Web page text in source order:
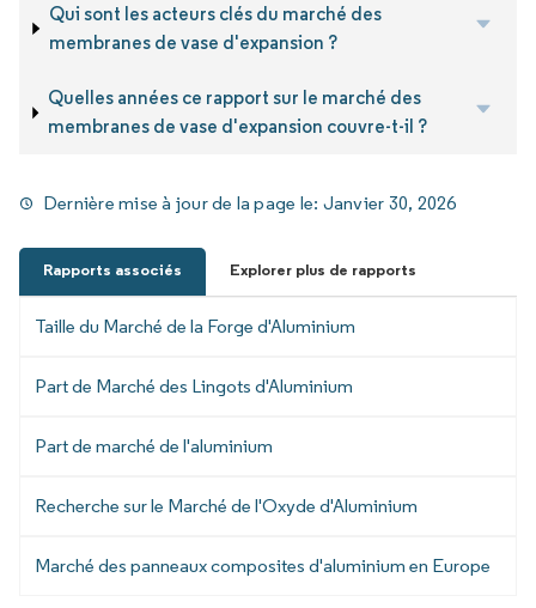
Qui sont les acteurs clés du marché des
membranes de vase d'expansion ?
Quelles années ce rapport sur le marché des
membranes de vase d'expansion couvre-t-il ?
Dernière mise à jour de la page le: Janvier 30, 2026
Rapports associés Explorer plus de rapports
Taille du Marché de la Forge d'Aluminium
Part de Marché des Lingots d'Aluminium
Part de marché de l'aluminium
Recherche sur le Marché de l'Oxyde d'Aluminium
Marché des panneaux composites d'aluminium en Europe